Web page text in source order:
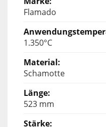
Flamado
1.350°C
Schamotte
523 mm